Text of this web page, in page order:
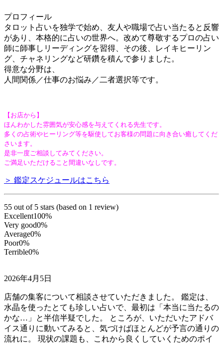
プロフィール
タロット占いを独学で始め、友人や職場で占い当たると反響
があり、本格的に占いの世界へ。改めて尊敬するプロの占い
師に師事しリーディングを習得、その後、レイキヒーリン
グ、チャネリングなど研鑽を積んで参りました。
得意な分野は、
人間関係／仕事のお悩み／二者選択等です。
【お店から】
ほんわかした雰囲気が安心感を与えてくれる先生です。
多くの占術やヒーリング等を駆使してお客様の問題に向き合い癒してくだ
さいます。
是非一度ご相談してみてください。
ご満足いただけること間違いなしです。
＞ 鑑定スケジュールはこちら
55 out of 5 stars (based on 1 review)
Excellent100%
Very good0%
Average0%
Poor0%
Terrible0%
2026年4月5日
店舗の集客について相談させていただきました。 鑑定は、
水晶を使ったとても珍しい占いで、最初は「本当に当たるの
かな…」と半信半疑でした。 ところが、いただいたアドバ
イス通りに動いてみると、気づけばほとんどが予言の通りの
流れに。 現状の課題も、これから良くしていくためのポイ